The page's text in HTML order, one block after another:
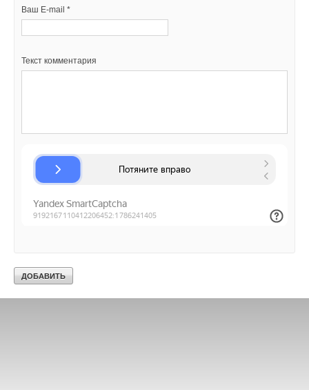
Ваш E-mail *
Текст комментария
Ваш E-mail *
Текст комментария